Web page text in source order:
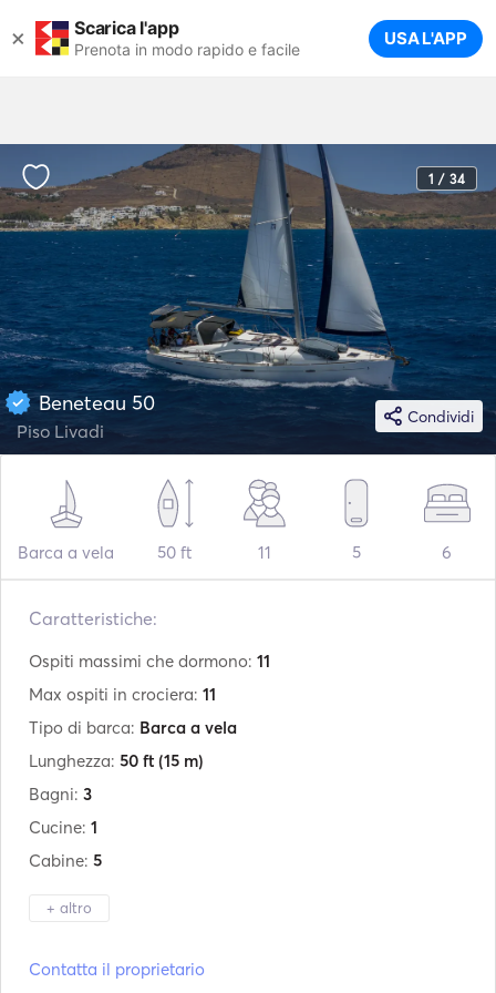
× Scarica l'app
Prenota in modo rapido e facile USA L'APP
1 / 34
Condividi
Beneteau 50
Piso Livadi
Barca a vela 50 ft 11 5 6
Caratteristiche:
Ospiti massimi che dormono: 11
Max ospiti in crociera: 11
Tipo di barca: Barca a vela
Lunghezza: 50 ft (15 m)
Bagni: 3
Cucine: 1
Cabine: 5
+ altro
Contatta il proprietario